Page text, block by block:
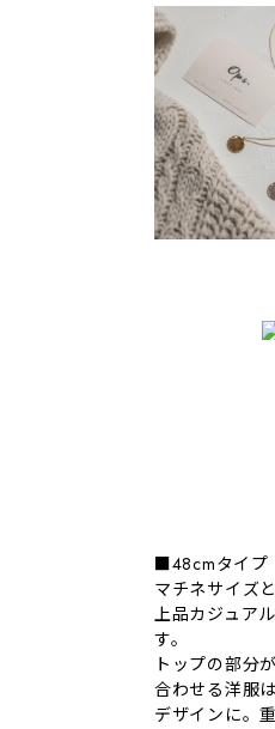
■48cmタイプ
マチネサイズ
上品カジュア
す。
トップの部分
合わせる洋服
デザインに。